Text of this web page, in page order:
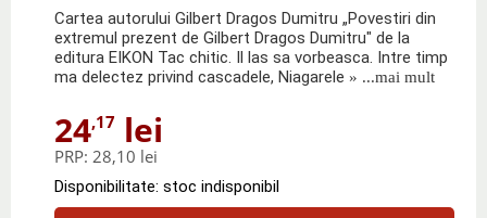
Cartea autorului Gilbert Dragos Dumitru „Povestiri din
extremul prezent de Gilbert Dragos Dumitru" de la
editura EIKON Tac chitic. Il las sa vorbeasca. Intre timp
ma delectez privind cascadele, Niagarele » ...mai mult
24,17 lei
PRP: 28,10 lei
Disponibilitate: stoc indisponibil